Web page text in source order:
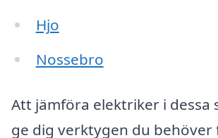
Hjo
Nossebro
Att jämföra elektriker i dessa
ge dig verktygen du